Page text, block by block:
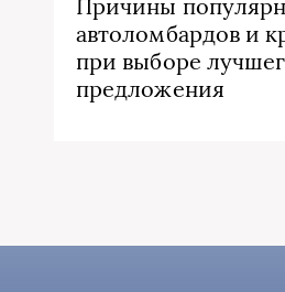
Причины
автоломбардов и
при выборе
предложения